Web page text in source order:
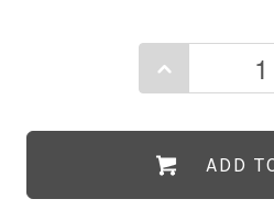
ADD